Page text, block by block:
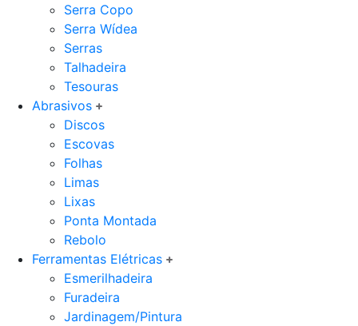
Serra Copo
Serra Wídea
Serras
Talhadeira
Tesouras
Abrasivos
Discos
Escovas
Folhas
Limas
Lixas
Ponta Montada
Rebolo
Ferramentas Elétricas
Esmerilhadeira
Furadeira
Jardinagem/Pintura